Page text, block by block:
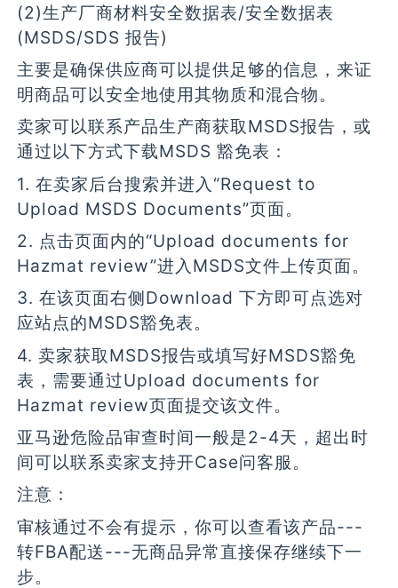
(2)生产厂商材料安全数据表/安全数据表
(MSDS/SDS 报告)
主要是确保供应商可以提供足够的信息，来证
明商品可以安全地使用其物质和混合物。
卖家可以联系产品生产商获取MSDS报告，或
通过以下方式下载MSDS 豁免表：
1. 在卖家后台搜索并进入“Request to
Upload MSDS Documents”页面。
2. 点击页面内的“Upload documents for
Hazmat review”进入MSDS文件上传页面。
3. 在该页面右侧Download 下方即可点选对
应站点的MSDS豁免表。
4. 卖家获取MSDS报告或填写好MSDS豁免
表，需要通过Upload documents for
Hazmat review页面提交该文件。
亚马逊危险品审查时间一般是2-4天，超出时
间可以联系卖家支持开Case问客服。
注意：
审核通过不会有提示，你可以查看该产品---
转FBA配送---无商品异常直接保存继续下一
步。